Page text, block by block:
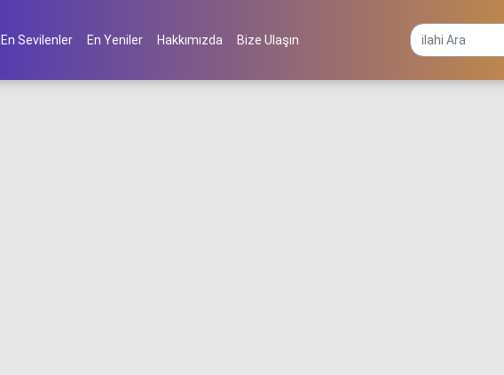
En Sevilenler En Yeniler Hakkımızda Bize Ulaşın